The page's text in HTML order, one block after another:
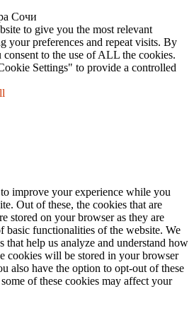
Сочи
to give you the most relevant
your preferences and repeat visits. By
to the use of ALL the cookies.
Settings" to provide a controlled
improve your experience while you
Out of these, the cookies that are
stored on your browser as they are
basic functionalities of the website. We
that help us analyze and understand how
cookies will be stored in your browser
also have the option to opt-out of these
of these cookies may affect your